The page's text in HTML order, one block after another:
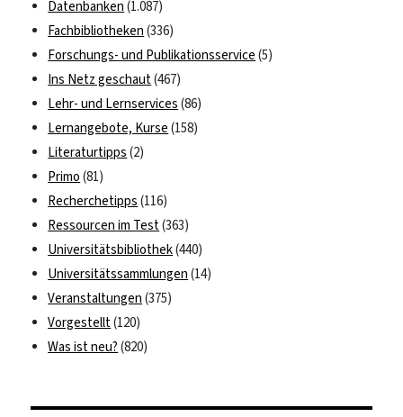
Datenbanken (1.087)
Fachbibliotheken (336)
Forschungs- und Publikationsservice (5)
Ins Netz geschaut(467)
Lehr- und Lernservices (86)
Lernangebote, Kurse (158)
Literaturtipps (2)
Primo (81)
Recherchetipps (116)
Ressourcen im Test(363)
Universitätsbibliothek(440)
Universitätssammlungen (14)
Veranstaltungen (375)
Vorgestellt(120)
Was ist neu? (820)